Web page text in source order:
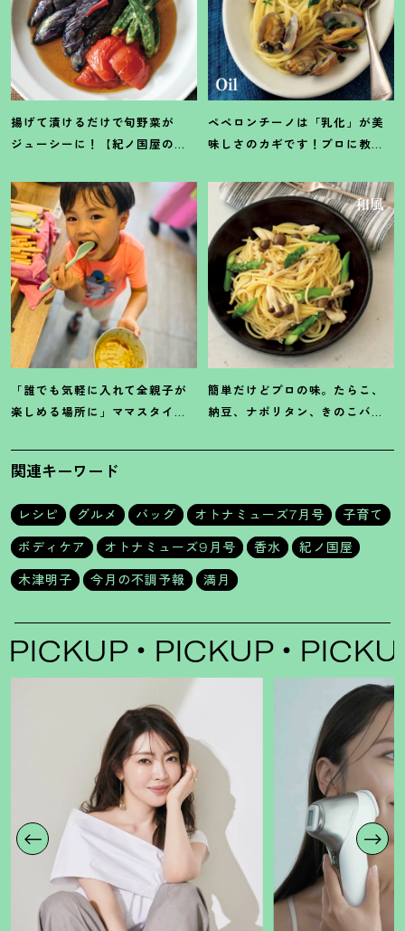
揚げて漬けるだけで旬野菜が
ジューシーに ！
【紀ノ国屋のつ
シピ
ペペロンチーノは「乳化」が美
味しさのカギです ！ プロに教わ
「誰でも気軽に入れて全親子が
楽しめる場所に」ママスタイリ
堂】
簡単だけどプロの味。たらこ、
納豆、ナポリタン、きのこバ
敗なしレシピ4品
関連キーワード
レシピ グルメ バッグ オトナミューズ7月号
子育て
ボディケア
オトナミューズ9月号 香水
紀ノ国屋
木津明子
今月の不調予報 満月
PICKUP PICKUP